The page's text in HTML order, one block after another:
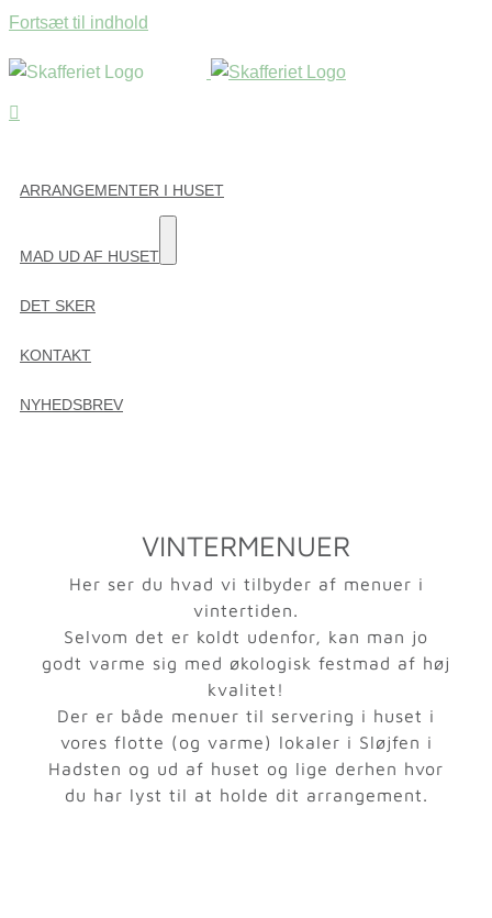
Fortsæt til indhold
ARRANGEMENTER I HUSET
MAD UD AF HUSET
DET SKER
KONTAKT
NYHEDSBREV
VINTERMENUER
Her ser du hvad vi tilbyder af menuer i
vintertiden.
Selvom det er koldt udenfor, kan man jo
godt varme sig med økologisk festmad af høj
kvalitet!
Der er både menuer til servering i huset i
vores flotte (og varme) lokaler i Sløjfen i
Hadsten og ud af huset og lige derhen hvor
du har lyst til at holde dit arrangement.